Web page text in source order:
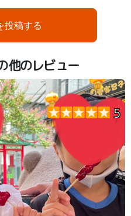
投稿する
他のレビュー
5